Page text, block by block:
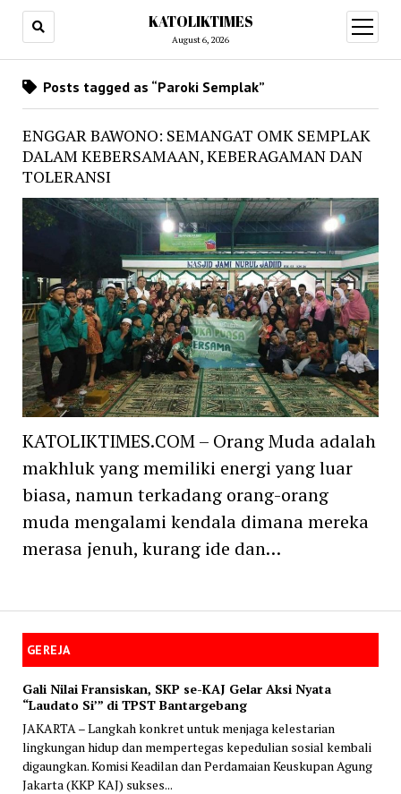
KATOLIKTIMES
August 6, 2026
open
menu
GEREJA
Gali Nilai Fransiskan, SKP se-KAJ Gelar Aksi Nyata
“Laudato Si’” di TPST Bantargebang
JAKARTA – Langkah konkret untuk menjaga kelestarian
lingkungan hidup dan mempertegas kepedulian sosial kembali
digaungkan. Komisi Keadilan dan Perdamaian Keuskupan Agung
Jakarta (KKP KAJ) sukses...
Posts tagged as “Paroki Semplak”
ENGGAR BAWONO: SEMANGAT OMK SEMPLAK
DALAM KEBERSAMAAN, KEBERAGAMAN DAN
TOLERANSI
KATOLIKTIMES.COM – Orang Muda adalah
makhluk yang memiliki energi yang luar
biasa, namun terkadang orang-orang
muda mengalami kendala dimana mereka
merasa jenuh, kurang ide dan…